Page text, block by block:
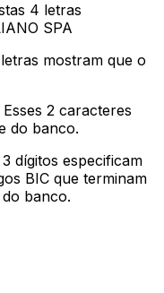
4 letras
SPA
mostram que o
Esses 2 caracteres
do banco.
3 dígitos especificam
BIC que terminam
banco.